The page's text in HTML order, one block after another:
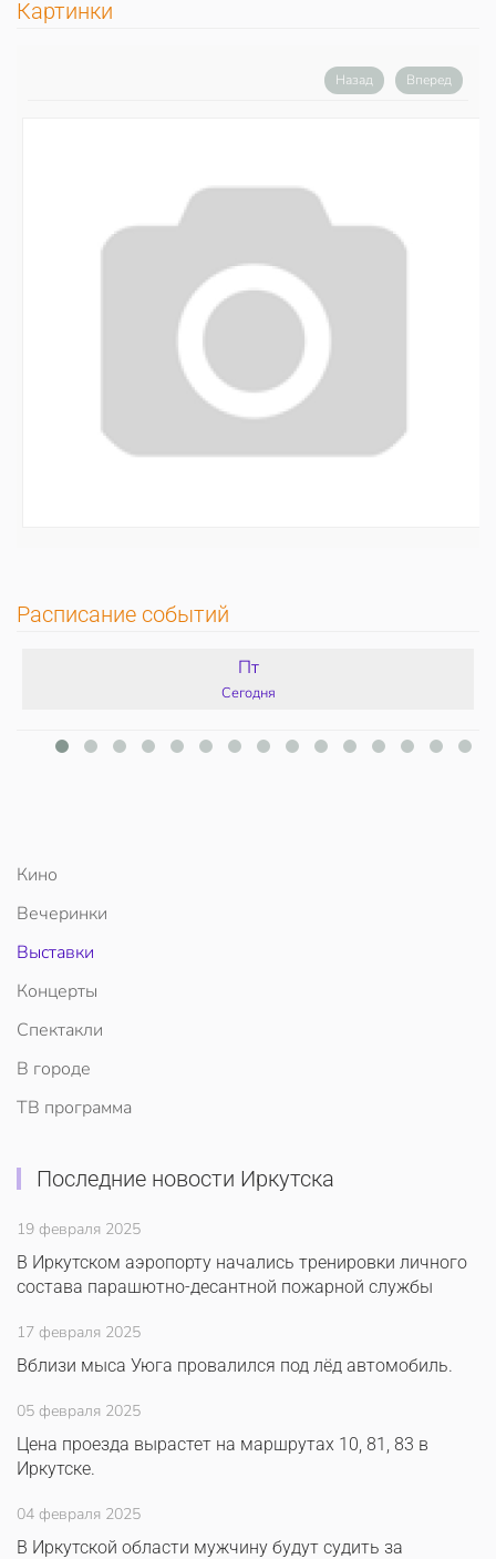
Картинки
Назад Вперед
Расписание событий
Пт
Сегодня
Кино
Вечеринки
Выставки
Концерты
Спектакли
В городе
ТВ программа
Последние новости Иркутска
19 февраля 2025
В Иркутском аэропорту начались тренировки личного
состава парашютно-десантной пожарной службы
17 февраля 2025
Вблизи мыса Уюга провалился под лёд автомобиль.
05 февраля 2025
Цена проезда вырастет на маршрутах 10, 81, 83 в
Иркутске.
04 февраля 2025
В Иркутской области мужчину будут судить за